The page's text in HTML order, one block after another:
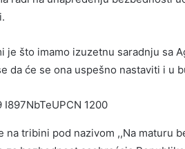
je što imamo izuzetnu saradnju sa
da će se ona uspešno nastaviti i u
na tribini pod nazivom ,,Na maturu